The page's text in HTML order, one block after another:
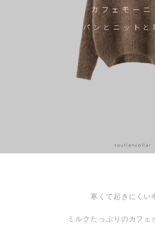
カフェモーニ
パンとニットと
寒くて起きにくい
ミルクたっぷりのカフェ